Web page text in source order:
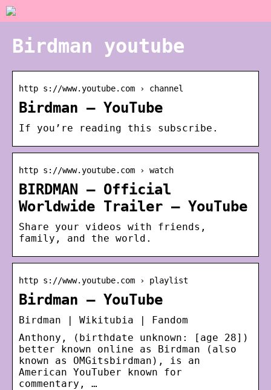
Birdman youtube
http s://www.youtube.com › channel
Birdman – YouTube
If you’re reading this subscribe.
http s://www.youtube.com › watch
BIRDMAN – Official
Worldwide Trailer – YouTube
Share your videos with friends,
family, and the world.
http s://www.youtube.com › playlist
Birdman – YouTube
Birdman | Wikitubia | Fandom
Anthony, (birthdate unknown: [age 28])
better known online as Birdman (also
known as OMGitsbirdman), is an
American YouTuber known for
commentary, …